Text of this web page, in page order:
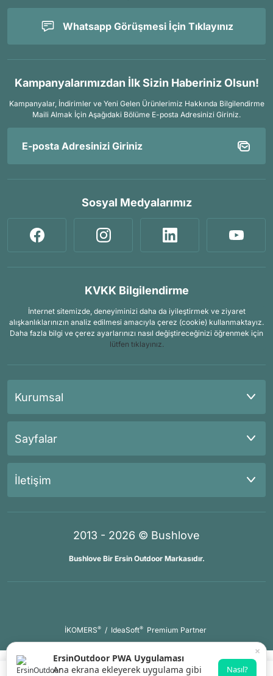
Whatsapp Görüşmesi İçin Tıklayınız
Kampanyalarımızdan İlk Sizin Haberiniz Olsun!
Kampanyalar, İndirimler ve Yeni Gelen Ürünlerimiz Hakkında Bilgilendirme
Maili Almak İçin Aşağıdaki Bölüme E-posta Adresinizi Giriniz.
Sosyal Medyalarımız
KVKK Bilgilendirme
İnternet sitemizde, deneyiminizi daha da iyileştirmek ve ziyaret
alışkanlıklarınızın analiz edilmesi amacıyla çerez (cookie) kullanmaktayız.
Daha fazla bilgi ve çerez ayarlarınızı nasıl değiştireceğinizi öğrenmek için
lütfen tıklayınız.
Kurumsal
Sayfalar
İletişim
2013 - 2026 © Bushlove
Bushlove Bir Ersin Outdoor Markasıdır.
İKOMERS® / IdeaSoft® Premium Partner
×
ErsinOutdoor PWA Uygulaması
Ana ekrana ekleyerek uygulama gibi
Nasıl?